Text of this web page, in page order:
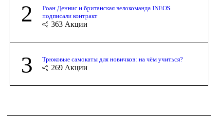
2
Роан Деннис и британская велокоманда INEOS
подписали контракт
363 Акции
3 Трюковые самокаты для новичков: на чём учиться?
269 Акции